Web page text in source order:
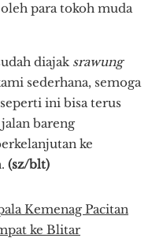
para tokoh muda
diajak srawung
sederhana, semoga
ini bisa terus
bareng
ke
(sz/blt)
Kemenag Pacitan
ke Blitar